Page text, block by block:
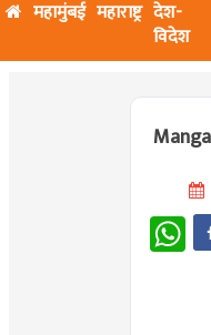
महामुंबई महाराष्ट्र देश-
विदेश